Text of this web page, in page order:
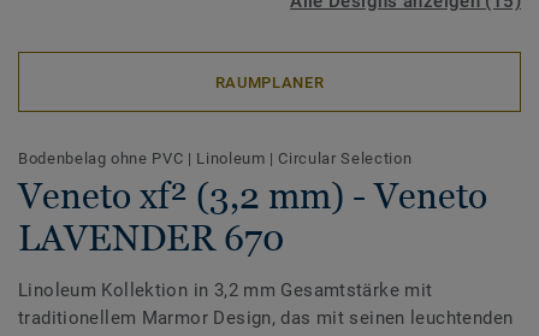
RAUMPLANER
Bodenbelag ohne PVC | Linoleum | Circular Selection
Veneto xf² (3,2 mm) - Veneto
LAVENDER 670
Linoleum Kollektion in 3,2 mm Gesamtstärke mit
traditionellem Marmor Design, das mit seinen leuchtenden